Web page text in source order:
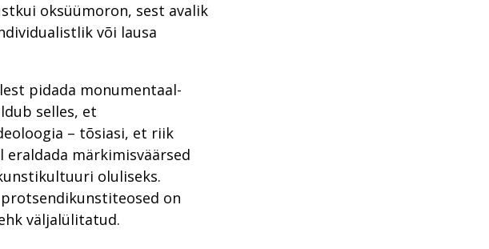
oksüümoron, sest avalik
või lausa
pidada monumentaal-
selles, et
– tõsiasi, et riik
märkimisväärsed
oluliseks.
on
väljalülitatud.